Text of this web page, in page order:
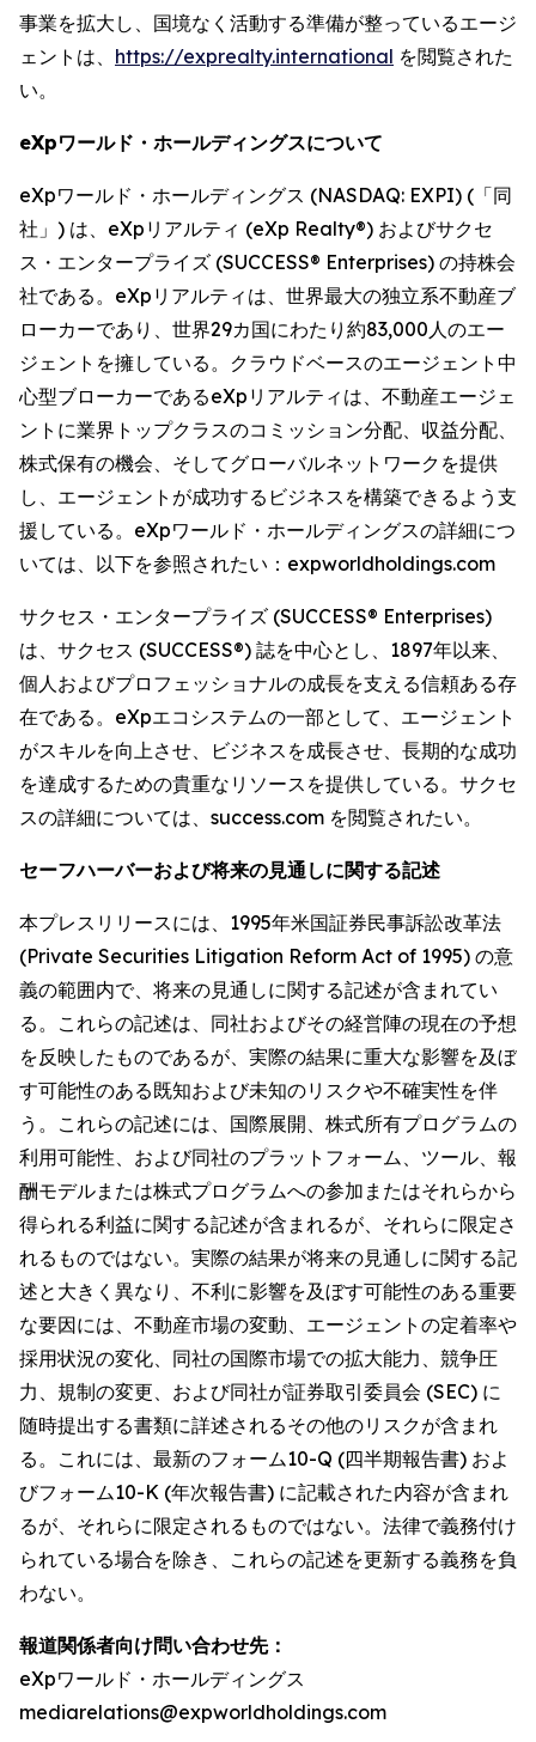
事業を拡大し、国境なく活動する準備が整っているエージ
ェントは、 https://exprealty.international を閲覧された
い。
eXpワールド・ホールディングスについて
eXpワールド・ホールディングス (NASDAQ: EXPI) (「同
社」) は、eXpリアルティ (eXp Realty®) およびサクセ
ス・エンタープライズ (SUCCESS® Enterprises) の持株会
社である。eXpリアルティは、世界最大の独立系不動産ブ
ローカーであり、世界29カ国にわたり約83,000人のエー
ジェントを擁している。クラウドベースのエージェント中
心型ブローカーであるeXpリアルティは、不動産エージェ
ントに業界トップクラスのコミッション分配、収益分配、
株式保有の機会、そしてグローバルネットワークを提供
し、エージェントが成功するビジネスを構築できるよう支
援している。eXpワールド・ホールディングスの詳細につ
いては、以下を参照されたい：expworldholdings.com
サクセス・エンタープライズ (SUCCESS® Enterprises)
は、サクセス (SUCCESS®) 誌を中心とし、1897年以来、
個人およびプロフェッショナルの成長を支える信頼ある存
在である。eXpエコシステムの一部として、エージェント
がスキルを向上させ、ビジネスを成長させ、長期的な成功
を達成するための貴重なリソースを提供している。サクセ
スの詳細については、success.com を閲覧されたい。
セーフハーバーおよび将来の見通しに関する記述
本プレスリリースには、1995年米国証券民事訴訟改革法
(Private Securities Litigation Reform Act of 1995) の意
義の範囲内で、将来の見通しに関する記述が含まれてい
る。これらの記述は、同社およびその経営陣の現在の予想
を反映したものであるが、実際の結果に重大な影響を及ぼ
す可能性のある既知および未知のリスクや不確実性を伴
う。これらの記述には、国際展開、株式所有プログラムの
利用可能性、および同社のプラットフォーム、ツール、報
酬モデルまたは株式プログラムへの参加またはそれらから
得られる利益に関する記述が含まれるが、それらに限定さ
れるものではない。実際の結果が将来の見通しに関する記
述と大きく異なり、不利に影響を及ぼす可能性のある重要
な要因には、不動産市場の変動、エージェントの定着率や
採用状況の変化、同社の国際市場での拡大能力、競争圧
力、規制の変更、および同社が証券取引委員会 (SEC) に
随時提出する書類に詳述されるその他のリスクが含まれ
る。これには、最新のフォーム10-Q (四半期報告書) およ
びフォーム10-K (年次報告書) に記載された内容が含まれ
るが、それらに限定されるものではない。法律で義務付け
られている場合を除き、これらの記述を更新する義務を負
わない。
報道関係者向け問い合わせ先：
eXpワールド・ホールディングス
mediarelations@expworldholdings.com